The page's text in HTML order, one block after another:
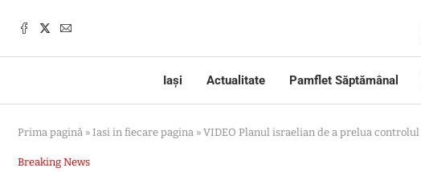
Iași Actualitate Pamflet Săptămânal
Prima pagină » Iasi in fiecare pagina » VIDEO Planul israelian de a prelua
Breaking News